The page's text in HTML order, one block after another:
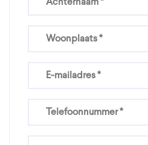
Gelieve dit veld leeg te laten.